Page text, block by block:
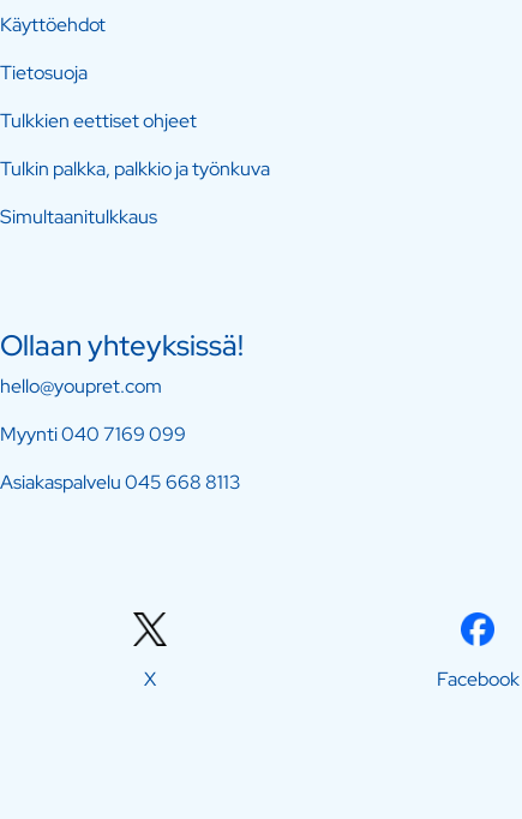
Käyttöehdot
Tietosuoja
Tulkkien eettiset ohjeet
Tulkin palkka, palkkio ja työnkuva
Simultaanitulkkaus
Ollaan yhteyksissä!
hello@youpret.com
Myynti040 7169 099
Asiakaspalvelu045 668 8113
X Facebook